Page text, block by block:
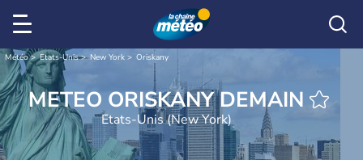
Météo Etats-Unis New York Oriskany
METEO ORISKANY DEMAIN
Etats-Unis (New York)